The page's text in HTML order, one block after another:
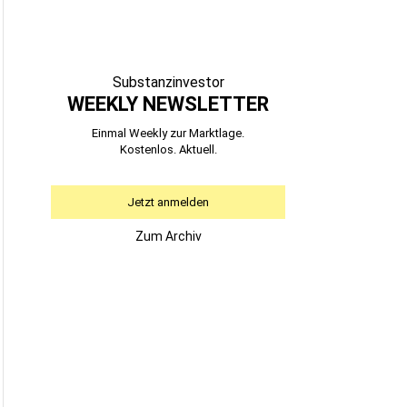
Substanzinvestor
WEEKLY NEWSLETTER
Einmal Weekly zur Marktlage.
Kostenlos. Aktuell.
Jetzt anmelden
Zum Archiv